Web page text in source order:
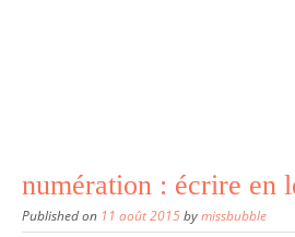
numération : écrire en
Published on 11 août 2015bymissbubble